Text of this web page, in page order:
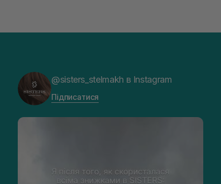
@sisters_stelmakh в Instagram
Підписатися